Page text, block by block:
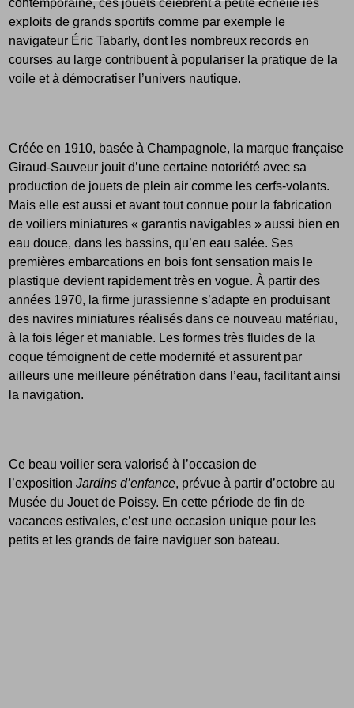
contemporaine, ces jouets célèbrent à petite échelle les
exploits de grands sportifs comme par exemple le
navigateur Éric Tabarly, dont les nombreux records en
courses au large contribuent à populariser la pratique de la
voile et à démocratiser l’univers nautique.
Créée en 1910, basée à Champagnole, la marque française
Giraud-Sauveur jouit d’une certaine notoriété avec sa
production de jouets de plein air comme les cerfs-volants.
Mais elle est aussi et avant tout connue pour la fabrication
de voiliers miniatures « garantis navigables » aussi bien en
eau douce, dans les bassins, qu’en eau salée. Ses
premières embarcations en bois font sensation mais le
plastique devient rapidement très en vogue. À partir des
années 1970, la firme jurassienne s’adapte en produisant
des navires miniatures réalisés dans ce nouveau matériau,
à la fois léger et maniable. Les formes très fluides de la
coque témoignent de cette modernité et assurent par
ailleurs une meilleure pénétration dans l’eau, facilitant ainsi
la navigation.
Ce beau voilier sera valorisé à l’occasion de
l’expositionJardins d’enfance, prévue à partir d’octobre au
Musée du Jouet de Poissy. En cette période de fin de
vacances estivales, c’est une occasion unique pour les
petits et les grands de faire naviguer son bateau.